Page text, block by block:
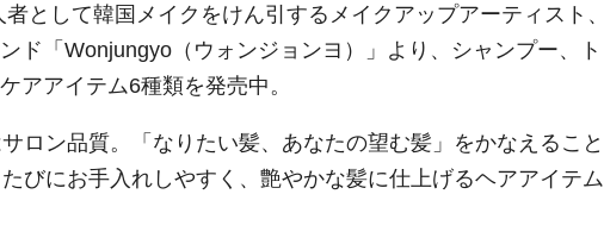
として韓国メイクをけん引するメイクアップアーティスト
ド「Wonjungyo（ウォンジョンヨ）」より、シャンプー、
アアイテム6種類を発売中。
ロン品質。「なりたい髪、あなたの望む髪」をかなえること
びにお⼿⼊れしやすく、艶やかな髪に仕上げるヘアアイテム